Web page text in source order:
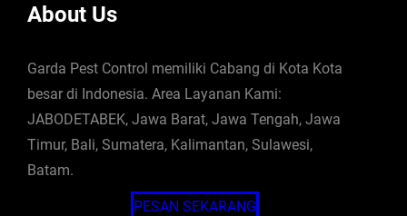
About Us
Garda Pest Control memiliki Cabang di Kota Kota
besar di Indonesia. Area Layanan Kami:
JABODETABEK, Jawa Barat, Jawa Tengah, Jawa
Timur, Bali, Sumatera, Kalimantan, Sulawesi,
Batam.
PESAN SEKARANG